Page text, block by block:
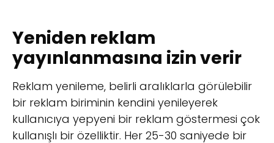
Yeniden reklam
yayınlanmasına izin verir
Reklam yenileme, belirli aralıklarla görülebilir
bir reklam biriminin kendini yenileyerek
kullanıcıya yepyeni bir reklam göstermesi çok
kullanışlı bir özelliktir. Her 25-30 saniyede bir